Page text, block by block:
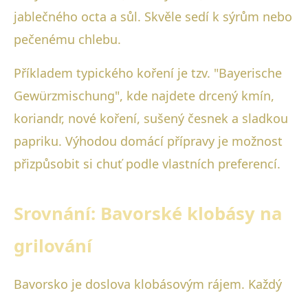
jablečného octa a sůl. Skvěle sedí k sýrům nebo
pečenému chlebu.
Příkladem typického koření je tzv. "Bayerische
Gewürzmischung", kde najdete drcený kmín,
koriandr, nové koření, sušený česnek a sladkou
papriku. Výhodou domácí přípravy je možnost
přizpůsobit si chuť podle vlastních preferencí.
Srovnání: Bavorské klobásy na
grilování
Bavorsko je doslova klobásovým rájem. Každý